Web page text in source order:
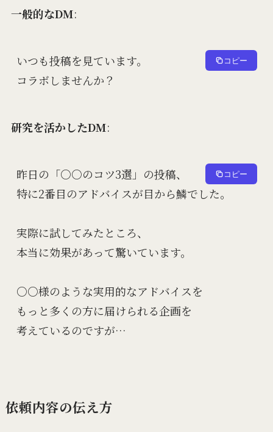
一般的なDM:
いつも投稿を見ています。
コピー
研究を活かしたDM:
昨日の「○○のコツ3選」の投稿、
特に2番目のアドバイスが目から鱗でした。
実際に試してみたところ、
本当に効果があって驚いています。
○○様のような実用的なアドバイスを
もっと多くの方に届けられる企画を
コピー
依頼内容の伝え方